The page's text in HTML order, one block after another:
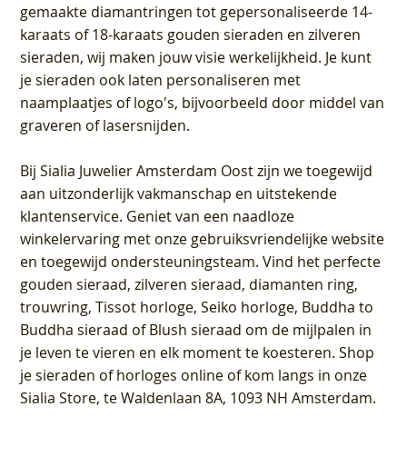
gemaakte diamantringen tot gepersonaliseerde 14-
karaats of 18-karaats gouden sieraden en zilveren
sieraden, wij maken jouw visie werkelijkheid. Je kunt
je sieraden ook laten personaliseren met
naamplaatjes of logo's, bijvoorbeeld door middel van
graveren of lasersnijden.
BijSialia Juwelier Amsterdam Oostzijn we toegewijd
aan uitzonderlijk vakmanschap en uitstekende
klantenservice. Geniet van een naadloze
winkelervaring met onze gebruiksvriendelijke website
en toegewijd ondersteuningsteam. Vind het perfecte
gouden sieraad, zilveren sieraad, diamanten ring,
trouwring, Tissot horloge, Seiko horloge, Buddha to
Buddha sieraad of Blush sieraad om de mijlpalen in
je leven te vieren en elk moment te koesteren. Shop
je sieraden of horloges online of kom langs in onze
Sialia Store, te Waldenlaan 8A, 1093 NH Amsterdam.